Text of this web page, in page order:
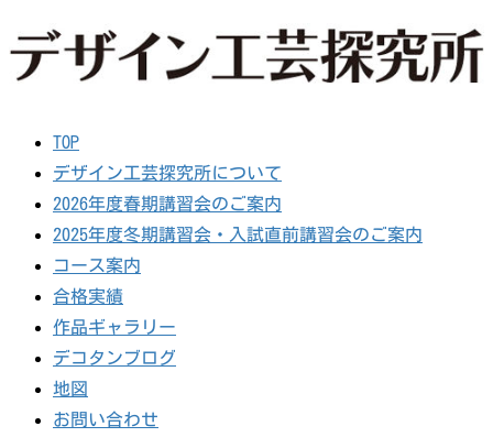
TOP
デザイン工芸探究所について
2026年度春期講習会のご案内
2025年度冬期講習会・入試直前講習会のご案内
コース案内
合格実績
作品ギャラリー
デコタンブログ
地図
お問い合わせ